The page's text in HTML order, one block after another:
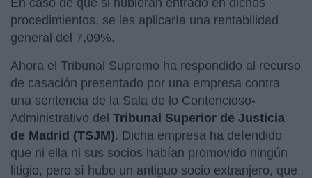
procedimientos, se les aplicaría una rentabilidad
general del 7,09%.
Ahora el Tribunal Supremo ha respondido al recurso
de casación presentado por una empresa contra
una sentencia de la Sala de lo Contencioso-
Administrativo del Tribunal Superior de Justicia
de Madrid (TSJM). Dicha empresa ha defendido
que ni ella ni sus socios habían promovido ningún
litigio, pero sí hubo un antiguo socio extranjero, que